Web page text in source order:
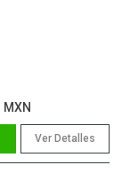
MXN
Ver Detalles